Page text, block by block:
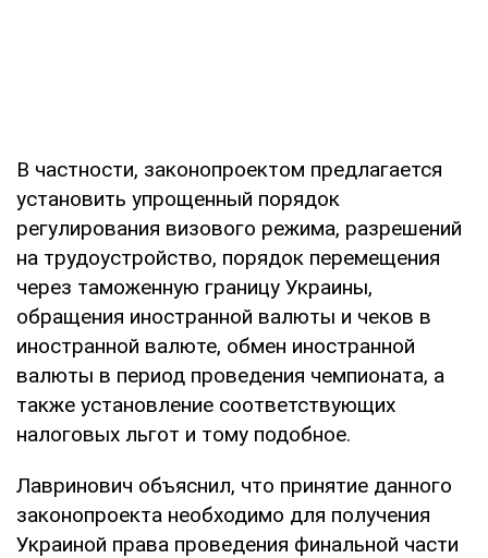
В частности, законопроектом предлагается
установить упрощенный порядок
регулирования визового режима, разрешений
на трудоустройство, порядок перемещения
через таможенную границу Украины,
обращения иностранной валюты и чеков в
иностранной валюте, обмен иностранной
валюты в период проведения чемпионата, а
также установление соответствующих
налоговых льгот и тому подобное.
Лавринович объяснил, что принятие данного
законопроекта необходимо для получения
Украиной права проведения финальной части